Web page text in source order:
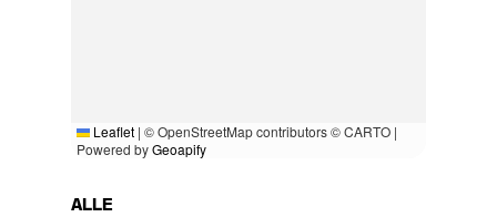
Leaflet | © OpenStreetMap contributors © CARTO |
Powered byGeoapify
ALLE